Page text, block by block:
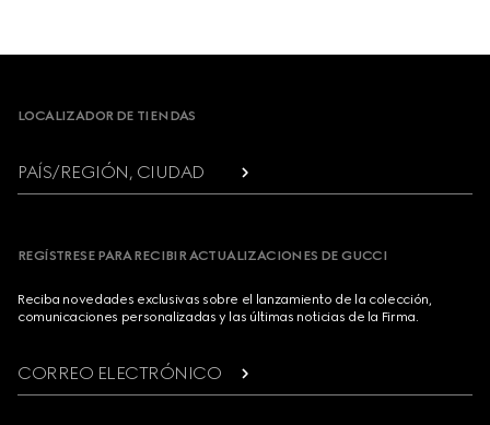
Footer
LOCALIZADOR DE TIENDAS
PAÍS/REGIÓN, CIUDAD
REGÍSTRESE PARA RECIBIR ACTUALIZACIONES DE GUCCI
Reciba novedades exclusivas sobre el lanzamiento de la colección,
comunicaciones personalizadas y las últimas noticias de la Firma.
CORREO ELECTRÓNICO